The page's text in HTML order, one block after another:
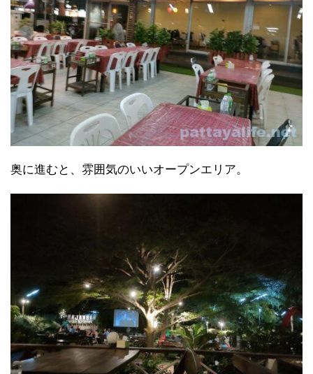
奥に進むと、雰囲気のいいオープンエリア。